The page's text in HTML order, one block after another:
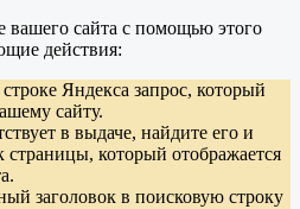
вашего сайта с помощью этого
действия:
Яндекса запрос, который
сайту.
в выдаче, найдите его и
страницы, который отображается
заголовок в поисковую строку